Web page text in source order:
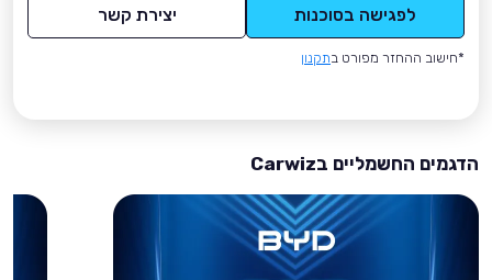
לפגישה בסוכנות יצירת קשר
*חישוב ההחזר מפורט בתקנון
הדגמים החשמליים בCarwiz